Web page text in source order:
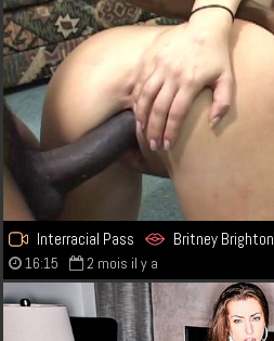
Interracial Pass Britney Brighton
16:15 2 mois il y a